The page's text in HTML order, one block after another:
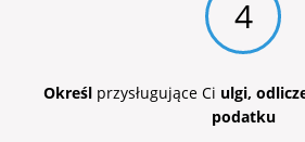
4
Określ przysługujące Ci ulgi,
podatku